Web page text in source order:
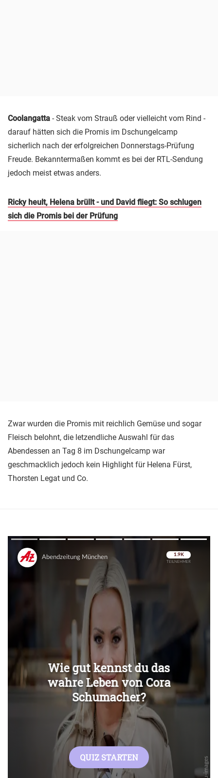
Coolangatta - Steak vom Strauß oder vielleicht vom Rind -
darauf hätten sich die Promis im Dschungelcamp
sicherlich nach der erfolgreichen Donnerstags-Prüfung
Freude. Bekanntermaßen kommt es bei der RTL-Sendung
jedoch meist etwas anders.
Ricky heult, Helena brüllt - und David fliegt: So schlugen
sich die Promis bei der Prüfung
Zwar wurden die Promis mit reichlich Gemüse und sogar
Fleisch belohnt, die letzendliche Auswahl für das
Abendessen an Tag 8 im Dschungelcamp war
geschmacklich jedoch kein Highlight für Helena Fürst,
Thorsten Legat und Co.
Überspringen
Überspringen